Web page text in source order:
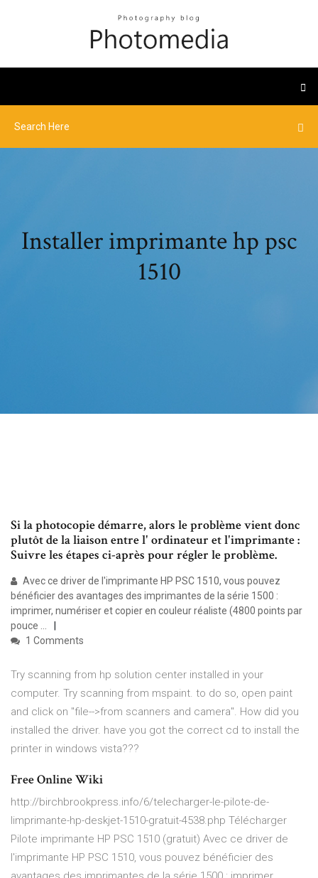
Installer imprimante hp psc
1510
Si la photocopie démarre, alors le problème vient donc
plutôt de la liaison entre l' ordinateur et l'imprimante :
Suivre les étapes ci-après pour régler le problème.
Avec ce driver de l'imprimante HP PSC 1510, vous pouvez
bénéficier des avantages des imprimantes de la série 1500 :
imprimer, numériser et copier en couleur réaliste (4800 points par
pouce ...
1 Comments
Try scanning from hp solution center installed in your
computer. Try scanning from mspaint. to do so, open paint
and click on "file-->from scanners and camera". How did you
installed the driver. have you got the correct cd to install the
printer in windows vista???
Free Online Wiki
http://birchbrookpress.info/6/telecharger-le-pilote-de-
limprimante-hp-deskjet-1510-gratuit-4538.php Télécharger
Pilote imprimante HP PSC 1510 (gratuit) Avec ce driver de
l'imprimante HP PSC 1510, vous pouvez bénéficier des